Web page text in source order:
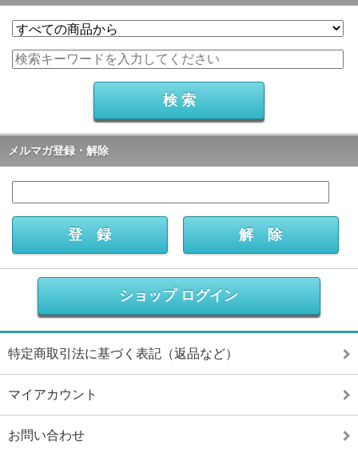
メルマガ登録・解除
ショップ ログイン
特定商取引法に基づく表記（返品など）
マイアカウント
お問い合わせ